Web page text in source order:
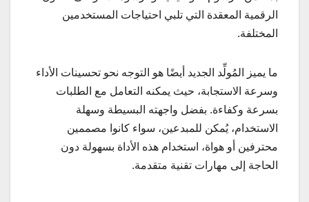
الرقمية المعقدة التي تلبي احتياجات المستخدمين
المختلفة.
ما يميز المُولِّد الجديد أيضًا هو التوجه نحو تحسينات الأداء
وسرعة الاستجابة، حيث يمكنه التعامل مع الطلبات
بسرعة وكفاءة. بفضل واجهته البسيطة وسهلة
الاستخدام، يُمكن للمبدعين، سواء كانوا مصممين
محترفين أو هواة، استخدام هذه الأداة بسهولة دون
الحاجة إلى مهارات تقنية متقدمة.